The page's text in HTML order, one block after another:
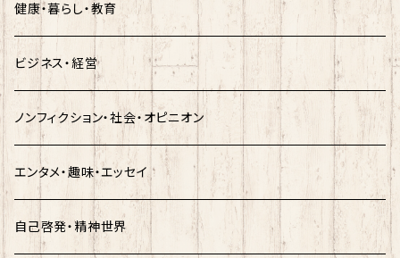
健康・暮らし・教育
ビジネス・経営
ノンフィクション・社会・オピニオン
エンタメ・趣味・エッセイ
自己啓発・精神世界